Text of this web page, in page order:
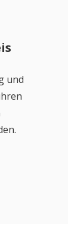
und